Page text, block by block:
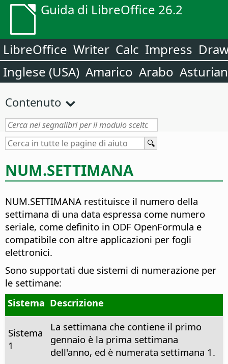
Guida di LibreOffice 26.2
LibreOffice Writer Calc Impress
Inglese (USA) Amarico Arabo
Contenuto
NUM.SETTIMANA
NUM.SETTIMANA restituisce il numero della
settimana di una data espressa come numero
seriale, come definito in ODF OpenFormula e
compatibile con altre applicazioni per fogli
elettronici.
Sono supportati due sistemi di numerazione per
le settimane:
Sistema Descrizione
Sistema
1
La settimana che contiene il primo
gennaio è la prima settimana
dell'anno, ed è numerata settimana 1.